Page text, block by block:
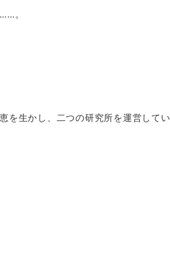
。
生かし、二つの研究所を運営してい